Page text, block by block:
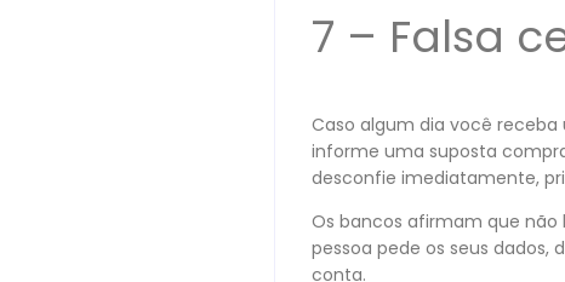
7 – Falsa
Caso algum dia você
informe uma suposta
desconfie imediatamente,
Os bancos afirmam que não
pessoa pede os seus
conta.